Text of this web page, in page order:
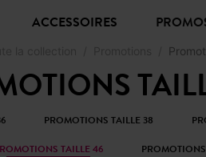
ACCESSOIRES
PROMOTIONS TAILLE 38
TAILLE 46